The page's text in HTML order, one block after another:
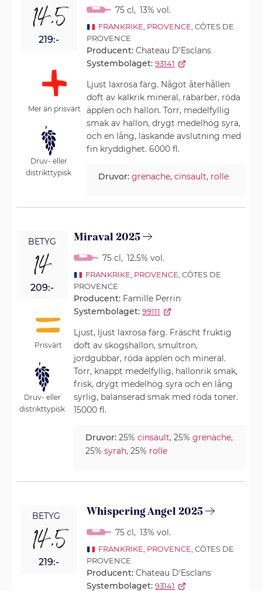
14,5
219:-
Mer än prisvärt
Druv- eller
distrikttypisk
75 cl, 13% vol.
FRANKRIKE PROVENCE , CÔTES DE
PROVENCE
Producent:Chateau D'Esclans
Systembolaget: 93141
Ljust laxrosa färg. Något återhållen
doft av kalkrik mineral, rabarber, röda
äpplen och hallon. Torr, medelfyllig
smak av hallon, drygt medelhög syra,
och en lång, läskande avslutning med
fin kryddighet. 6000 fl.
Druvor: grenache,cinsault, rolle
BETYG
14
209:-
Prisvärt
Druv- eller
distrikttypisk
Miraval 2025
75 cl, 12.5% vol.
FRANKRIKE PROVENCE , CÔTES DE
PROVENCE
Producent: Famille Perrin
Systembolaget: 99111
Ljust, ljust laxrosa färg. Fräscht fruktig
doft av skogshallon, smultron,
jordgubbar, röda äpplen och mineral.
Torr, knappt medelfyllig, hallonrik smak,
frisk, drygt medelhög syra och en lång
syrlig, balanserad smak med röda toner.
15000 fl.
Druvor: 25%cinsault, 25%grenache,
25%syrah, 25% rolle
BETYG
14,5
219:-
Whispering Angel 2025
75 cl, 13% vol.
FRANKRIKE PROVENCE , CÔTES DE
PROVENCE
Producent:Chateau D'Esclans
Systembolaget: 93141